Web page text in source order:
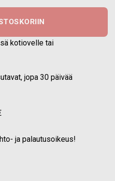
kotiovelle tai
jopa 30 päivää
ja palautusoikeus!